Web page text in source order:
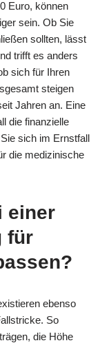
Euro, können
sein. Ob Sie
sollten, lässt
trifft es anders
sich für Ihren
steigen
Jahren an. Eine
die finanzielle
sich im Ernstfall
die medizinische
einer
für
ebenso
So
die Höhe